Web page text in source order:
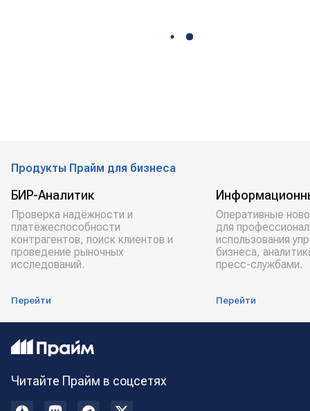
Продукты Прайм для бизнеса
БИР-Аналитик
Проверка надёжности и
платёжеспособности
контрагентов, поиск клиентов и
проведение рыночных
исследований.
Перейти
Оперативные
для
использования
бизнеса,
пресс-службами.
Перейти
Читайте Прайм в соцсетях